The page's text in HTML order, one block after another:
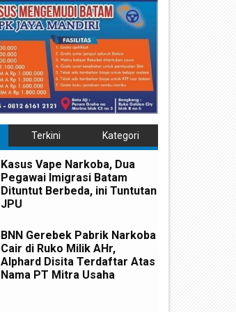
Terkini Kategori
Kasus Vape Narkoba, Dua
Pegawai Imigrasi Batam
Dituntut Berbeda, ini Tuntutan
JPU
BNN Gerebek Pabrik Narkoba
Cair di Ruko Milik AHr,
Alphard Disita Terdaftar Atas
Nama PT Mitra Usaha